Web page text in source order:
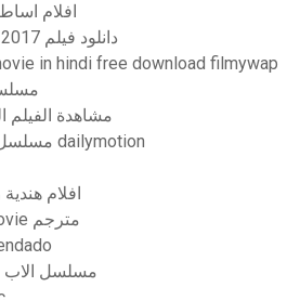
افلام
Awakening the zodiac 2017 دانلود فیلم
in hindi free download filmywap
مشاهدة الفيلم
مسلسل ذهاب وعودة الحلقة 27 dailymotion
افلام هندية
Dont look down full movie مترجم
مسلسل الاب